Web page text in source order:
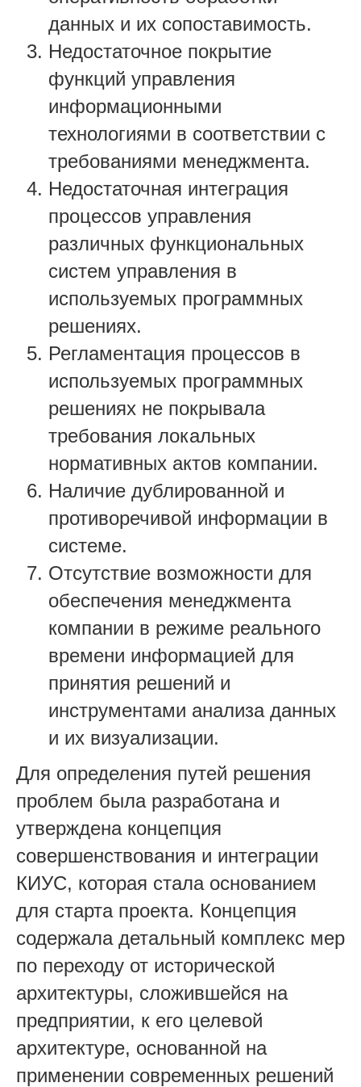
данных и их сопоставимость.
Недостаточное покрытие
функций управления
информационными
технологиями в соответствии с
требованиями менеджмента.
Недостаточная интеграция
процессов управления
различных функциональных
систем управления в
используемых программных
решениях.
Регламентация процессов в
используемых программных
решениях не покрывала
требования локальных
нормативных актов компании.
Наличие дублированной и
противоречивой информации в
системе.
Отсутствие возможности для
обеспечения менеджмента
компании в режиме реального
времени информацией для
принятия решений и
инструментами анализа данных
и их визуализации.
Для определения путей решения
проблем была разработана и
утверждена концепция
совершенствования и интеграции
КИУС, которая стала основанием
для старта проекта. Концепция
содержала детальный комплекс мер
по переходу от исторической
архитектуры, сложившейся на
предприятии, к его целевой
архитектуре, основанной на
применении современных решений